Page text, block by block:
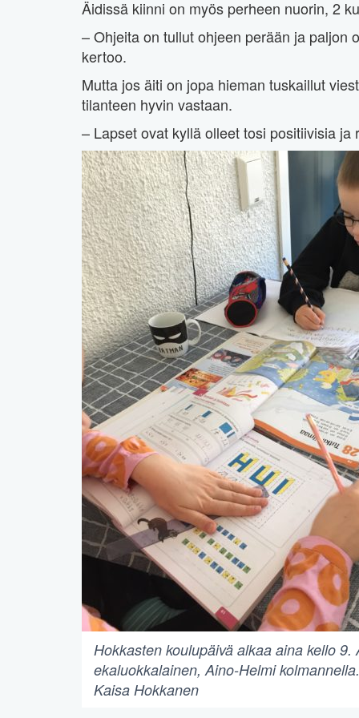
Äidissä kiinni on myös perheen nuorin, 2
– Ohjeita on tullut ohjeen perään ja paljon
kertoo.
Mutta jos äiti on jopa hieman tuskaillut
tilanteen hyvin vastaan.
– Lapset ovat kyllä olleet tosi positiivisia ja
Hokkasten koulupäivä alkaa aina kello 9.
ekaluokkalainen, Aino-Helmi
Kaisa Hokkanen